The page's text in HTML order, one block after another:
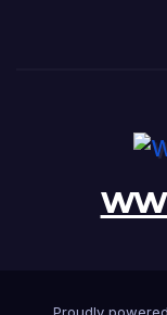
Proudly